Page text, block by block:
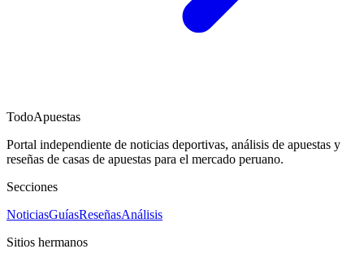
TodoApuestas
Portal independiente de noticias deportivas, análisis de apuestas y
reseñas de casas de apuestas para el mercado peruano.
Secciones
NoticiasGuíasReseñasAnálisis
Sitios hermanos